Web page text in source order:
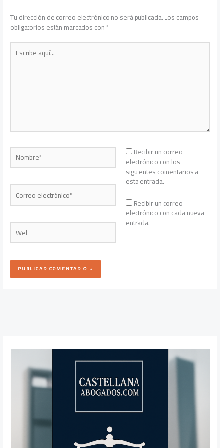
Tu dirección de correo electrónico no será publicada.Los campos
obligatorios están marcados con*
Escribe
aquí...
Nombre*
Correo
electrónico*
Web
Recibir un correo
electrónico con los
siguientes comentarios a
esta entrada.
Recibir un correo
electrónico con cada nueva
entrada.